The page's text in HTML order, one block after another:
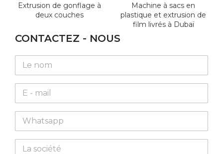
Extrusion de gonflage à
deux couches
Machine à sacs en
plastique et extrusion de
film livrés à Dubaï
CONTACTEZ - NOUS
N
m
E
a
i
E
m
E
a
W
a
C